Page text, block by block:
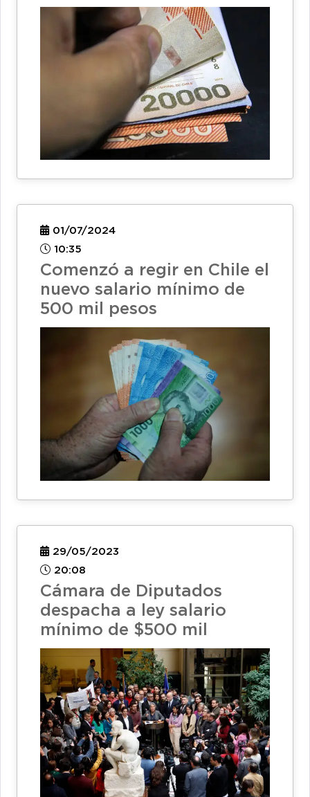
01/07/2024
10:35
Comenzó a regir en Chile el
nuevo salario mínimo de
500 mil pesos
29/05/2023
20:08
Cámara de Diputados
despacha a ley salario
mínimo de $500 mil